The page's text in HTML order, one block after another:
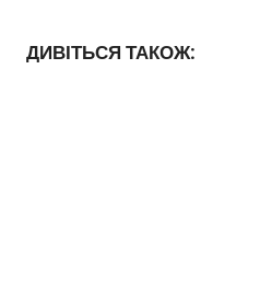
ДИВІТЬСЯ ТАКОЖ: